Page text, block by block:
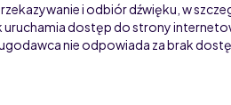
i odbiór dźwięku, w
dostęp do strony
nie odpowiada za brak